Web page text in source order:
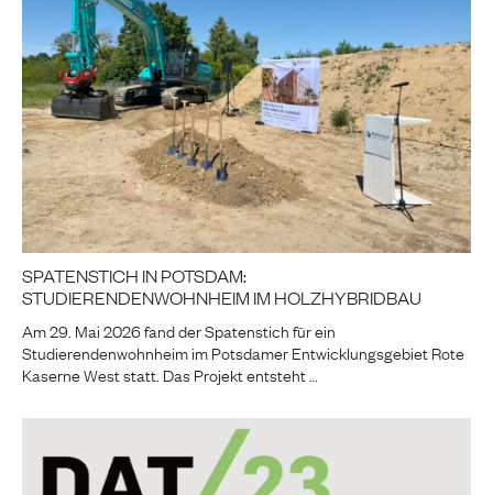
SPATENSTICH IN POTSDAM:
STUDIERENDENWOHNHEIM IM HOLZHYBRIDBAU
Am 29. Mai 2026 fand der Spatenstich für ein
Studierendenwohnheim im Potsdamer Entwicklungsgebiet Rote
Kaserne West statt. Das Projekt entsteht …